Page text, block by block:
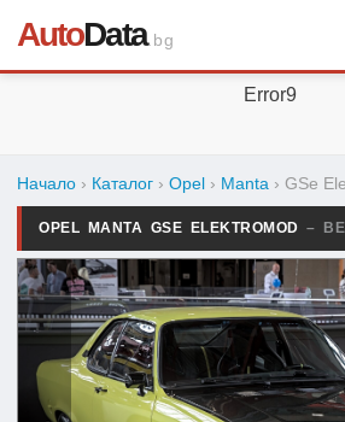
AutoData.bg
Error9
Начало › Каталог › Opel › Manta › GSe
OPEL MANTA GSE ELEKTROMOD –